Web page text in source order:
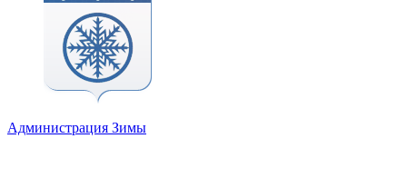
Администрация Зимы